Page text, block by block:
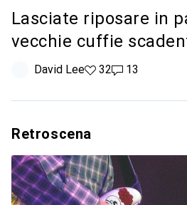
Lasciate riposare in
vecchie cuffie
David Lee32 like
3213 commenti
13
Retroscena